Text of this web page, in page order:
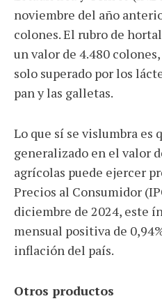
noviembre del año
colones. El rubro de
un valor de 4.480
solo superado por los
pan y las galletas.
Lo que sí se vislumbra es
generalizado en el valor
agrícolas puede ejercer
Precios al Consumidor
diciembre de 2024, este
mensual positiva de
inflación del país.
Otros productos